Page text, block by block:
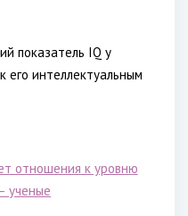
показатель IQ у
его интеллектуальным